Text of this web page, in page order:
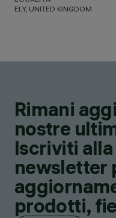
ELY, UNITED KINGDOM
Rimani
nostre
Iscriviti
newsletter
prodotti,